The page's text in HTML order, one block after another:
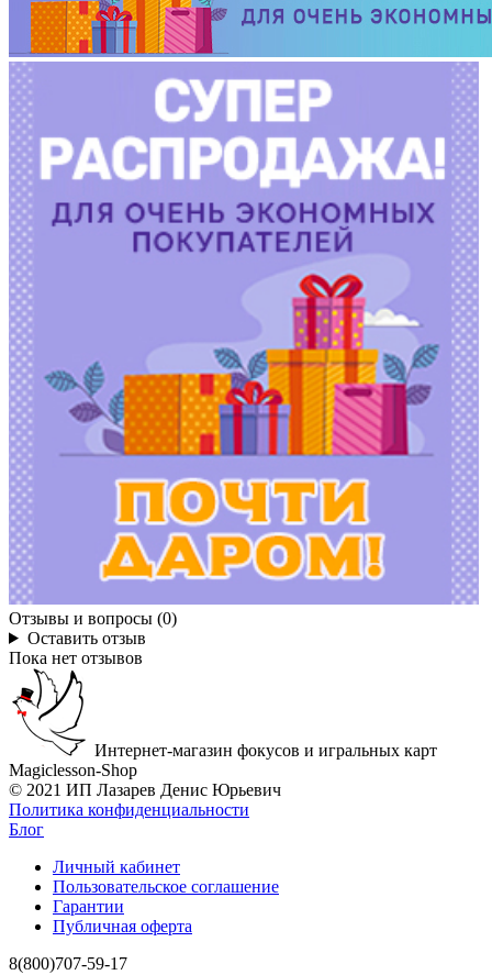
Отзывы и вопросы (0)
Оставить отзыв
Пока нет отзывов
Интернет-магазин фокусов и игральных карт
Magiclesson-Shop
© 2021 ИП Лазарев Денис Юрьевич
Политика конфиденциальности
Блог
Личный кабинет
Пользовательское соглашение
Гарантии
Публичная оферта
8(800)707-59-17